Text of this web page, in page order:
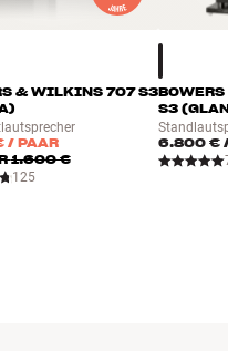
& WILKINS 707 S3
/ PAAR
1.600 €
125
S3
6.800 €